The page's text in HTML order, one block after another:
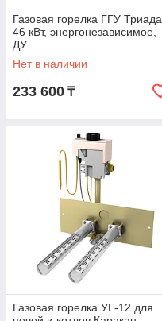
Газовая горелка ГГУ Триада,
46 кВт, энергонезависимое,
ДУ
Нет в наличии
233 600 ₸
Газовая горелка УГ-12 для